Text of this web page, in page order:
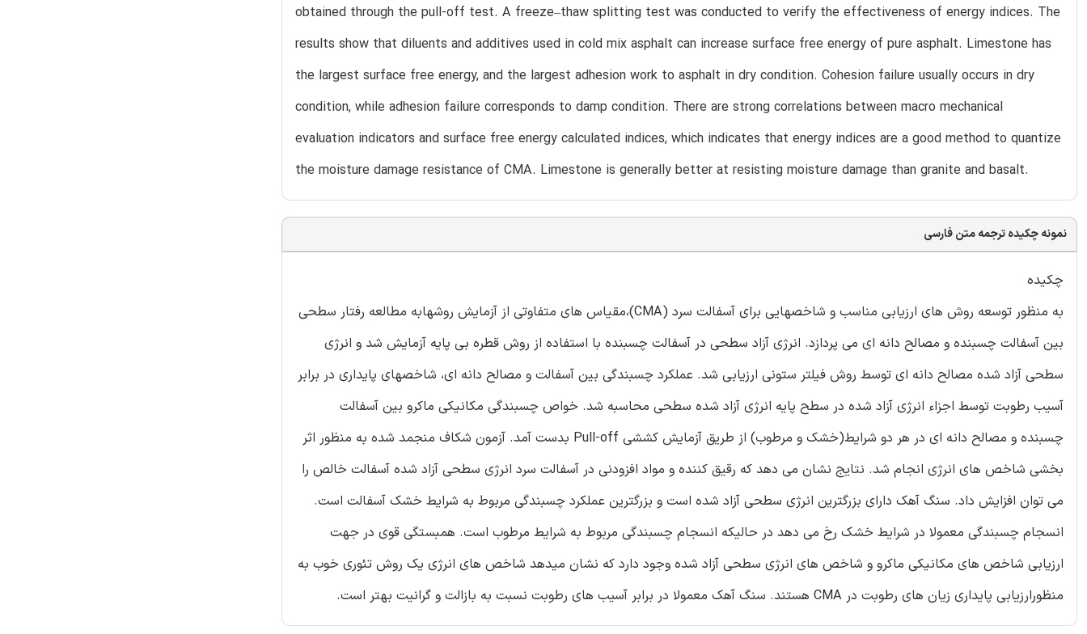
obtained through the pull-off test. A freeze–thaw splitting test was conducted to verify the effectiveness of energy indices. The
results show that diluents and additives used in cold mix asphalt can increase surface free energy of pure asphalt. Limestone has
the largest surface free energy, and the largest adhesion work to asphalt in dry condition. Cohesion failure usually occurs in dry
condition, while adhesion failure corresponds to damp condition. There are strong correlations between macro mechanical
evaluation indicators and surface free energy calculated indices, which indicates that energy indices are a good method to quantize
the moisture damage resistance of CMA. Limestone is generally better at resisting moisture damage than granite and basalt.
نمونه چکیده ترجمه متن فارسی
چکیده
به منظور توسعه روش های ارزیابی مناسب و شاخصهایی برای آسفالت سرد (CMA)،مقیاس های متفاوتی از آزمایش روشهابه مطالعه رفتار سطحی
بین آسفالت چسبنده و مصالح دانه ای می پردازد. انرژی آزاد سطحی در آسفالت چسبنده با استفاده از روش قطره بی پایه آزمایش شد و انرژی
سطحی آزاد شده مصالح دانه ای توسط روش فیلتر ستونی ارزیابی شد. عملکرد چسبندگی بین آسفالت و مصالح دانه ای، شاخصهای پایداری در برابر
آسیب رطوبت توسط اجزاء انرژی آزاد شده در سطح پایه انرژی آزاد شده سطحی محاسبه شد. خواص چسبندگی مکانیکی ماکرو بین آسفالت
چسبنده و مصالح دانه ای در هر دو شرایط(خشک و مرطوب) از طریق آزمایش کششی Pull-off بدست آمد. آزمون شکاف منجمد شده به منظور اثر
بخشی شاخص های انرژی انجام شد. نتایج نشان می دهد که رقیق کننده و مواد افزودنی در آسفالت سرد انرژی سطحی آزاد شده آسفالت خالص را
می توان افزایش داد. سنگ آهک دارای بزرگترین انرژی سطحی آزاد شده است و بزرگترین عملکرد چسبندگی مربوط به شرایط خشک آسفالت است.
انسجام چسبندگی معمولا در شرایط خشک رخ می دهد در حالیکه انسجام چسبندگی مربوط به شرایط مرطوب است. همبستگی قوی در جهت
ارزیابی شاخص های مکانیکی ماکرو و شاخص های انرژی سطحی آزاد شده وجود دارد که نشان میدهد شاخص های انرژی یک روش تئوری خوب به
منظورارزیابی پایداری زیان های رطوبت در CMA هستند. سنگ آهک معمولا در برابر آسیب های رطوبت نسبت به بازالت و گرانیت بهتر است.